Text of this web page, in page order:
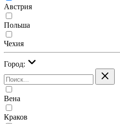
Австрия
Польша
Чехия
Город:
Вена
Краков